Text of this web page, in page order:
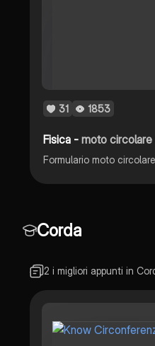
31 1853
Fisica -moto circolare
Formulario moto
Corda
2 i migliori appunti in